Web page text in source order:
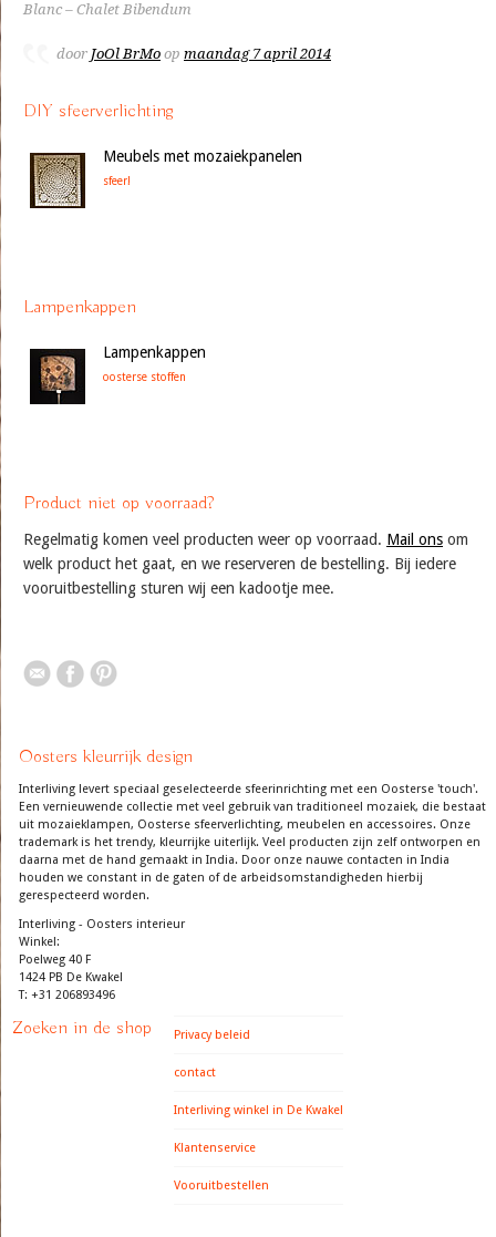
Blanc – Chalet Bibendum
door JoOl BrMo op maandag 7 april 2014
DIY sfeerverlichting
Meubels met mozaiekpanelen
sfeer!
Lampenkappen
Lampenkappen
oosterse stoffen
Product niet op voorraad?
Regelmatig komen veel producten weer op voorraad. Mail ons om
welk product het gaat, en we reserveren de bestelling. Bij iedere
vooruitbestelling sturen wij een kadootje mee.
Oosters kleurrijk design
Interliving levert speciaal geselecteerde sfeerinrichting met een Oosterse 'touch'.
Een vernieuwende collectie met veel gebruik van traditioneel mozaiek, die bestaat
uit mozaieklampen, Oosterse sfeerverlichting, meubelen en accessoires. Onze
trademark is het trendy, kleurrijke uiterlijk. Veel producten zijn zelf ontworpen en
daarna met de hand gemaakt in India. Door onze nauwe contacten in India
houden we constant in de gaten of de arbeidsomstandigheden hierbij
gerespecteerd worden.
Interliving - Oosters interieur
Winkel:
Poelweg 40 F
1424 PB De Kwakel
T: +31 206893496
Zoeken in de shop Privacy beleid
contact
Interliving winkel in De Kwakel
Klantenservice
Vooruitbestellen